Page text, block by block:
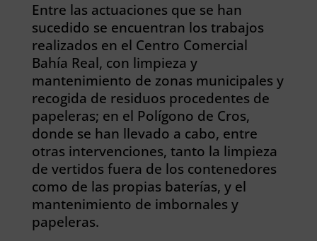
Entre las actuaciones que se han
sucedido se encuentran los trabajos
realizados en el Centro Comercial
Bahía Real, con limpieza y
mantenimiento de zonas municipales y
recogida de residuos procedentes de
papeleras; en el Polígono de Cros,
donde se han llevado a cabo, entre
otras intervenciones, tanto la limpieza
de vertidos fuera de los contenedores
como de las propias baterías, y el
mantenimiento de imbornales y
papeleras.